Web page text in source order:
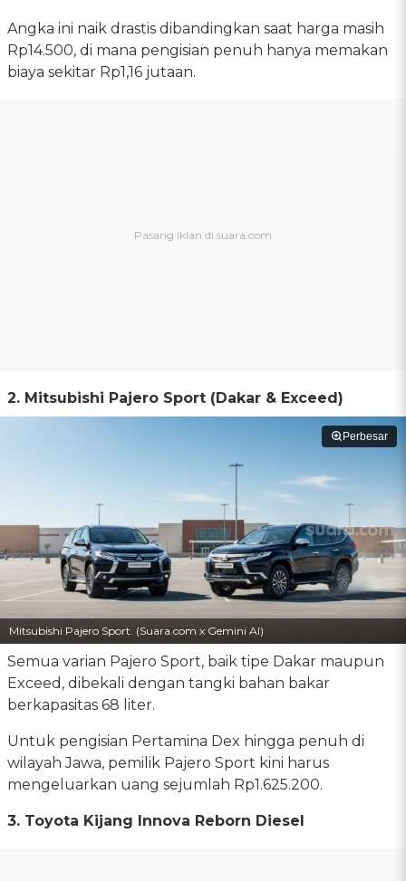
Angka ini naik drastis dibandingkan saat harga masih
Rp14.500, di mana pengisian penuh hanya memakan
biaya sekitar Rp1,16 jutaan.
2. Mitsubishi Pajero Sport (Dakar & Exceed)
Perbesar
Mitsubishi Pajero Sport. (Suara.com x Gemini AI)
Semua varian Pajero Sport, baik tipe Dakar maupun
Exceed, dibekali dengan tangki bahan bakar
berkapasitas 68 liter.
Untuk pengisian Pertamina Dex hingga penuh di
wilayah Jawa, pemilik Pajero Sport kini harus
mengeluarkan uang sejumlah Rp1.625.200.
3. Toyota Kijang Innova Reborn Diesel